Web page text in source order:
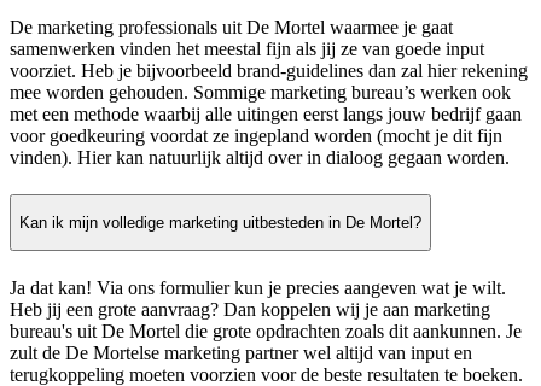
De marketing professionals uit De Mortel waarmee je gaat
samenwerken vinden het meestal fijn als jij ze van goede input
voorziet. Heb je bijvoorbeeld brand-guidelines dan zal hier rekening
mee worden gehouden. Sommige marketing bureau’s werken ook
met een methode waarbij alle uitingen eerst langs jouw bedrijf gaan
voor goedkeuring voordat ze ingepland worden (mocht je dit fijn
vinden). Hier kan natuurlijk altijd over in dialoog gegaan worden.
Kan ik mijn volledige marketing uitbesteden in De Mortel?
Ja dat kan! Via ons formulier kun je precies aangeven wat je wilt.
Heb jij een grote aanvraag? Dan koppelen wij je aan marketing
bureau's uit De Mortel die grote opdrachten zoals dit aankunnen. Je
zult de De Mortelse marketing partner wel altijd van input en
terugkoppeling moeten voorzien voor de beste resultaten te boeken.